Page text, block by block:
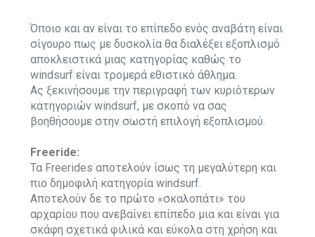
Όποιο και αν είναι το επίπεδο ενός αναβάτη είναι
σίγουρο πως με δυσκολία θα διαλέξει εξοπλισμό
αποκλειστικά μιας κατηγορίας καθώς το
windsurf είναι τρομερά εθιστικό άθλημα.
Ας ξεκινήσουμε την περιγραφή των κυριότερων
κατηγοριών windsurf, με σκοπό να σας
βοηθήσουμε στην σωστή επιλογή εξοπλισμού.
Freeride:
Τα Freerides αποτελούν ίσως τη μεγαλύτερη και
πιο δημοφιλή κατηγορία windsurf.
Αποτελούν δε το πρώτο «σκαλοπάτι» του
αρχαρίου που ανεβαίνει επίπεδο μια και είναι για
σκάφη σχετικά φιλικά και εύκολα στη χρήση και